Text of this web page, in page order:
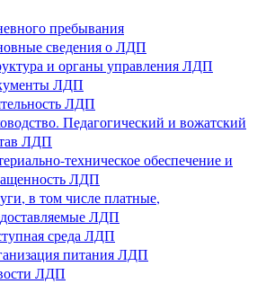
пребывания
сведения о ЛДП
и органы управления ЛДП
ЛДП
ЛДП
Педагогический и вожатский
ЛДП
техническое обеспечение и
ЛДП
в том числе платные,
ЛДП
среда ЛДП
питания ЛДП
ЛДП